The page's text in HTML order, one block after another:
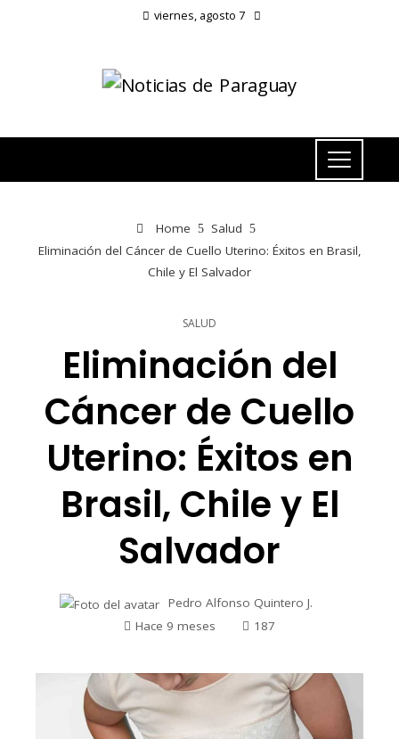
viernes, agosto 7
Home
Salud
Eliminación del Cáncer de Cuello Uterino: Éxitos en Brasil,
Chile y El Salvador
SALUD
Eliminación del
Cáncer de Cuello
Uterino: Éxitos en
Brasil, Chile y El
Salvador
Pedro Alfonso Quintero J.
Hace 9 meses
187